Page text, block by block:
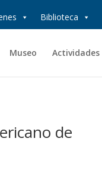
Biblioteca
Museo Actividades
de